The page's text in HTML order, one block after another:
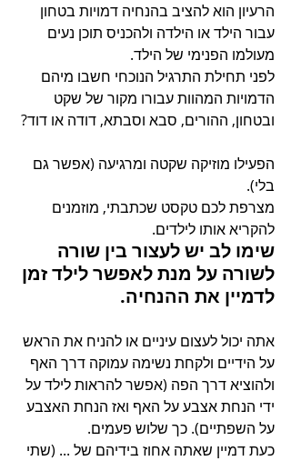
הרעיון הוא להציב בהנחיה דמויות בטחון
עבור הילד או הילדה ולהכניס תוכן נעים
מעולמו הפנימי של הילד.
לפני תחילת התרגיל הנוכחי חשבו מיהם
הדמויות המהוות עבורו מקור של שקט
ובטחון, ההורים, סבא וסבתא, דודה או דוד?
הפעילו מוזיקה שקטה ומרגיעה (אפשר גם
בלי).
מצרפת לכם טקסט שכתבתי, מוזמנים
להקריא אותו לילדים.
שימו לב יש לעצור בין שורה
לשורה על מנת לאפשר לילד זמן
לדמיין את ההנחיה.
אתה יכול לעצום עיניים או להניח את הראש
על הידיים ולקחת נשימה עמוקה דרך האף
ולהוציא דרך הפה (אפשר להראות לילד על
ידי הנחת אצבע על האף ואז הנחת האצבע
על השפתיים). כך שלוש פעמים.
כעת דמיין שאתה אחוז בידיהם של ... (שתי